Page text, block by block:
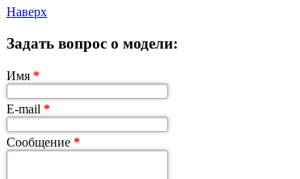
Наверх
Задать вопрос о модели:
Имя *
E-mail *
Сообщение *